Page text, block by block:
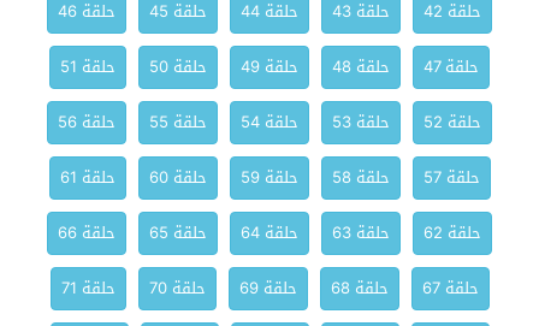
حلقة 42
حلقة 43 حلقة 44 حلقة 45
حلقة 46
حلقة 47
حلقة 48 حلقة 49 حلقة 50
حلقة 51
حلقة 52
حلقة 53 حلقة 54 حلقة 55
حلقة 56
حلقة 57
حلقة 58 حلقة 59 حلقة 60
حلقة 61
حلقة 62
حلقة 63 حلقة 64 حلقة 65
حلقة 66
حلقة 67
حلقة 68 حلقة 69 حلقة 70
حلقة 71